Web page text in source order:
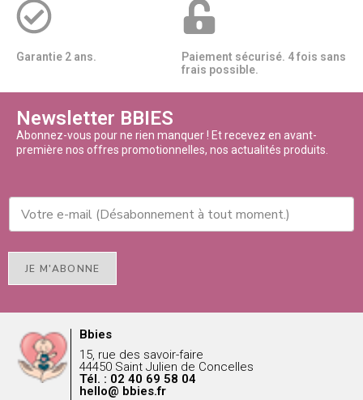
Garantie 2 ans.
Paiement sécurisé. 4 fois sans
frais possible.
Newsletter BBIES
Abonnez-vous pour ne rien manquer ! Et recevez en avant-
première nos offres promotionnelles, nos actualités produits.
JE M'ABONNE
Bbies
15, rue des savoir-faire
44450 Saint Julien de Concelles
Tél. : 02 40 69 58 04
hello@ bbies.fr